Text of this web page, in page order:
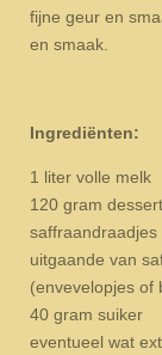
fijne geur en
en smaak.
Ingrediënten:
1 liter volle melk
120 gram
saffraandraadjes
uitgaande van
(envevelopjes of
40 gram suiker
eventueel wat